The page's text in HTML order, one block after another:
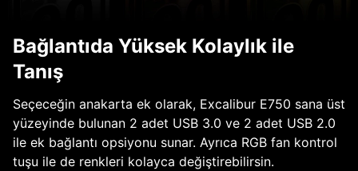
Bağlantıda Yüksek Kolaylık ile
Tanış
Seçeceğin anakarta ek olarak, Excalibur E750 sana üst
yüzeyinde bulunan 2 adet USB 3.0 ve 2 adet USB 2.0
ile ek bağlantı opsiyonu sunar. Ayrıca RGB fan kontrol
tuşu ile de renkleri kolayca değiştirebilirsin.